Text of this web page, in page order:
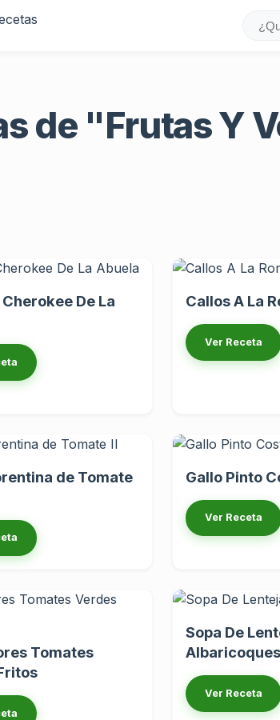
de "Frutas Y
De La
Callos A La
Ver Receta
de Tomate
Gallo Pinto
Ver Receta
Tomates
Sopa De
Albaricoques
Ver Receta